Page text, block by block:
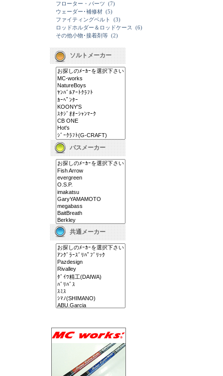
フローター・パーツ (7)
ウェーダー･補修材 (5)
ファイティングベルト
(3)
ロッドホルダー＆ロッドケース
(6)
その他小物･接着剤等 (2)
ソルトメーカー
バスメーカー
共通メーカー